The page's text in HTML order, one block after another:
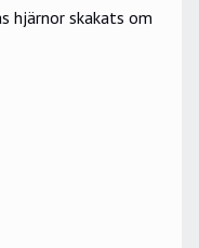
hjärnor skakats om